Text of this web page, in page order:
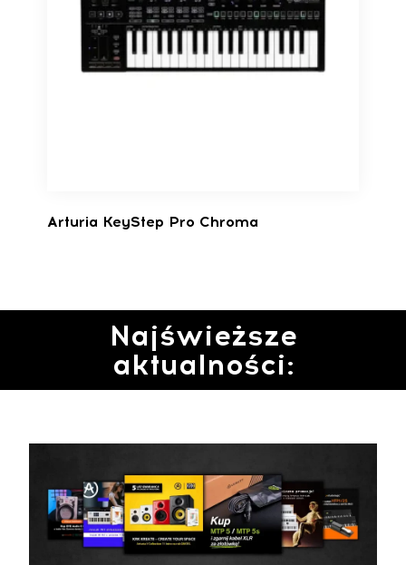
Arturia KeyStep Pro Chroma
Najświeższe
aktualności: